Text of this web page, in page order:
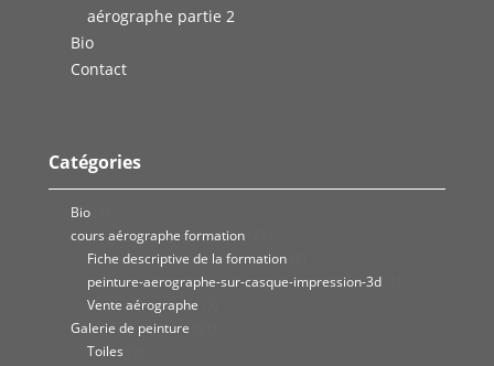
aérographe partie 2
Bio
Contact
Catégories
Bio
cours aérographe formation
Fiche descriptive de la formation
peinture-aerographe-sur-casque-impression-3d
Vente aérographe
Galerie de peinture
Toiles